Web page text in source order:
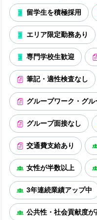
留学生を積極採用
エリア限定勤務あり
専門学校生歓迎
筆記・適性検査なし
グループワーク・グ
グループ面接なし
交通費支給あり
女性が半数以上
3年連続業績アップ中
公共性・社会貢献度が